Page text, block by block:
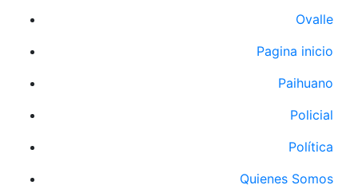
Ovalle
Pagina inicio
Paihuano
Policial
Política
Quienes Somos